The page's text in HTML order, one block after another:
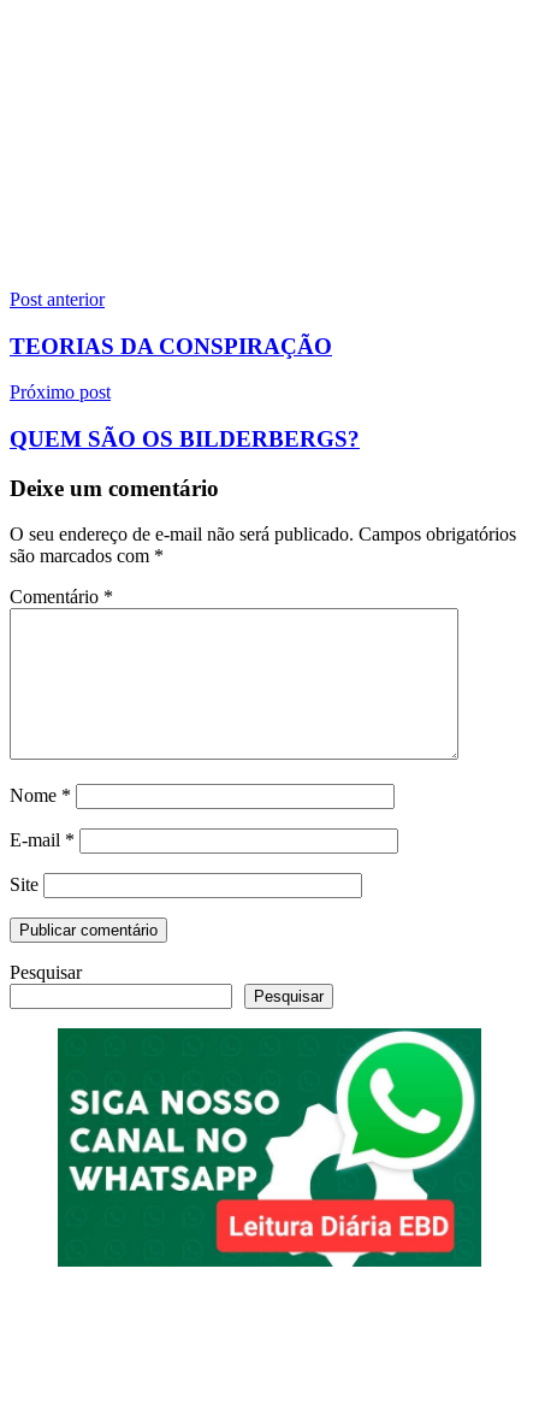
Navegação
de
Post anterior
TEORIAS DA CONSPIRAÇÃO
Próximo post
QUEM SÃO OS BILDERBERGS?
Deixe um comentário
O seu endereço de e-mail não será publicado. Campos obrigatórios
são marcados com *
Comentário *
Nome *
E-mail *
Site
Pesquisar
Pesquisar